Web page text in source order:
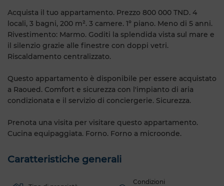
Acquista il tuo appartamento. Prezzo 800 000 TND. 4
locali, 3 bagni, 200 m². 3 camere. 1º piano. Meno di 5 anni.
Rivestimento: Marmo. Goditi la splendida vista sul mare e
il silenzio grazie alle finestre con doppi vetri.
Riscaldamento centralizzato.
Questo appartamento è disponibile per essere acquistato
a Raoued. Comfort e sicurezza con l'impianto di aria
condizionata e il servizio di conciergerie. Sicurezza.
Prenota una visita per visitare questo appartamento.
Cucina equipaggiata. Forno. Forno a microonde.
Caratteristiche generali
Condizioni